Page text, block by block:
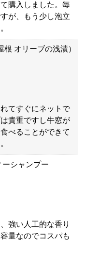
購入しました。毎
が、もう少し泡立
オリーブの浅漬）
てすぐにネットで
貴重ですし牛窓が
べることができて
シャンプー
強い人工的な香り
量なのでコスパも